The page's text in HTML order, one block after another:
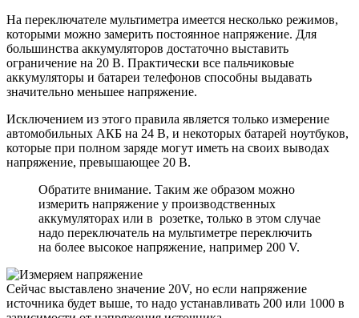
На переключателе мультиметра имеется несколько режимов,
которыми можно замерить постоянное напряжение. Для
большинства аккумуляторов достаточно выставить
ограничение на 20 В. Практически все пальчиковые
аккумуляторы и батареи телефонов способны выдавать
значительно меньшее напряжение.
Исключением из этого правила является только измерение
автомобильных АКБ на 24 В, и некоторых батарей ноутбуков,
которые при полном заряде могут иметь на своих выводах
напряжение, превышающее 20 В.
Обратите внимание. Таким же образом можно
измерить напряжение у производственных
аккумуляторах или в розетке, только в этом случае
надо переключатель на мультиметре переключить
на более высокое напряжение, например 200 V.
Сейчас выставлено значение 20V, но если напряжение
источника будет выше, то надо устанавливать 200 или 1000 в